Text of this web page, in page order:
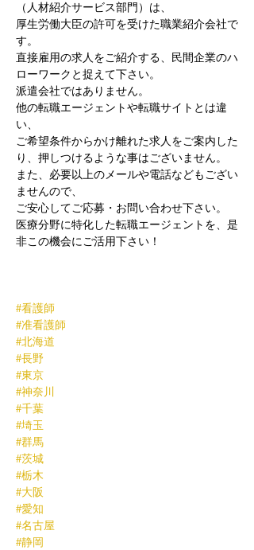
（人材紹介サービス部門）は、
厚生労働大臣の許可を受けた職業紹介会社で
す。
直接雇用の求人をご紹介する、民間企業のハ
ローワークと捉えて下さい。
派遣会社ではありません。
他の転職エージェントや転職サイトとは違
い、
ご希望条件からかけ離れた求人をご案内した
り、押しつけるような事はございません。
また、必要以上のメールや電話などもござい
ませんので、
ご安心してご応募・お問い合わせ下さい。
医療分野に特化した転職エージェントを、是
非この機会にご活用下さい！
#看護師
#准看護師
#北海道
#長野
#東京
#神奈川
#千葉
#埼玉
#群馬
#茨城
#栃木
#大阪
#愛知
#名古屋
#静岡